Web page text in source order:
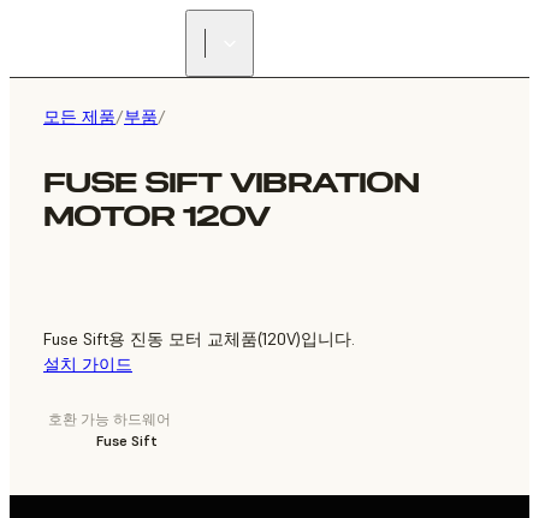
모든 제품/부품/
FUSE SIFT VIBRATION
MOTOR 120V
Fuse Sift용 진동 모터 교체품(120V)입니다.
설치 가이드
호환 가능 하드웨어
Fuse Sift